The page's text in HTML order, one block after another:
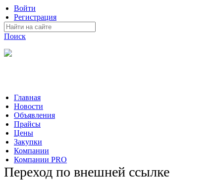
Войти
Регистрация
Поиск
Главная
Новости
Объявления
Прайсы
Цены
Закупки
Компании
Компании PRO
Переход по внешней ссылке